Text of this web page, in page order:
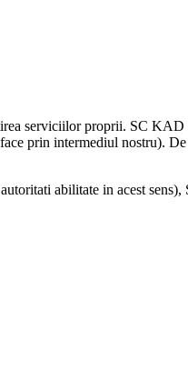
serviciilor proprii. SC
prin intermediul nostru).
abilitate in acest